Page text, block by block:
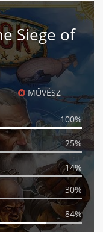
Siege of
MŰVÉSZ
100%
25%
14%
30%
84%